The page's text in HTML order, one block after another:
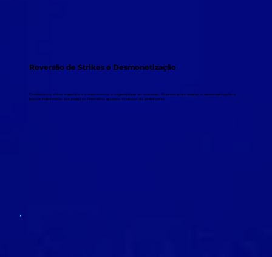
Reversão de Strikes e Desmonetização
Contestamos strikes indevidos e comprovamos a originalidade do conteúdo. Atuamos para reverter a desmonetização e
buscar indenização por prejuízos financeiros quando há abuso da plataforma.